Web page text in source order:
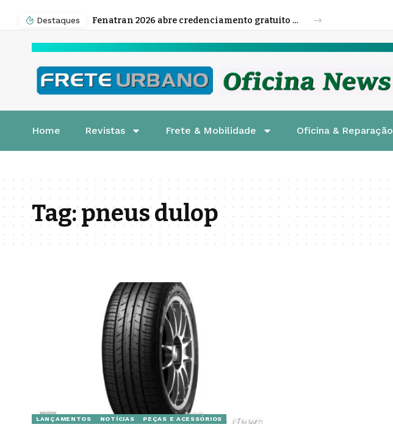
Destaques Fenatran 2026 abre credenciamento gratuito para visitantes
Home Revistas Frete & Mobilidade Oficina & Reparação
Tag:pneus dulop
LANÇAMENTOS NOTÍCIAS PEÇAS E ACESSÓRIOS